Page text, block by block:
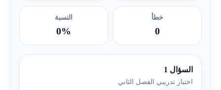
خطأ
0
النسبة
0%
السؤال 1
اختبار تدريبي الفصل الثاني